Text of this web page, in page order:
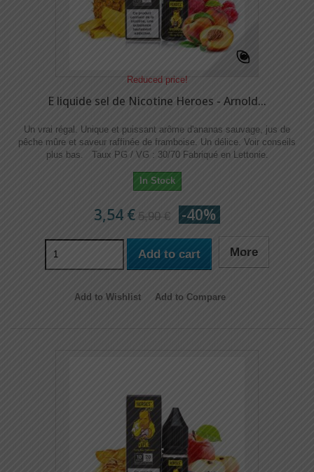
Reduced price!
E liquide sel de Nicotine Heroes - Arnold...
Un vrai régal. Unique et puissant arôme d'ananas sauvage, jus de
pêche mûre et saveur raffinée de framboise. Un délice. Voir conseils
plus bas. Taux PG / VG : 30/70 Fabriqué en Lettonie.
In Stock
3,54 € 5,90 € -40%
Add to cart More
Add to Wishlist Add to Compare